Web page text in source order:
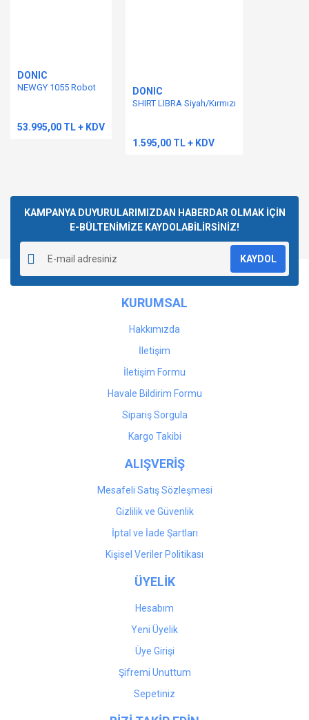
DONIC
NEWGY 1055 Robot
53.995,00 TL + KDV
DONIC
SHIRT LIBRA Siyah/Kırmızı
1.595,00 TL + KDV
KAMPANYA DUYURULARIMIZDAN HABERDAR OLMAK İÇİN
E-BÜLTENİMİZE KAYDOLABİLİRSİNİZ!
KAYDOL
KURUMSAL
Hakkımızda
İletişim
İletişim Formu
Havale Bildirim Formu
Sipariş Sorgula
Kargo Takibi
ALIŞVERİŞ
Mesafeli Satış Sözleşmesi
Gizlilik ve Güvenlik
İptal ve İade Şartları
Kişisel Veriler Politikası
ÜYELİK
Hesabım
Yeni Üyelik
Üye Girişi
Şifremi Unuttum
Sepetiniz